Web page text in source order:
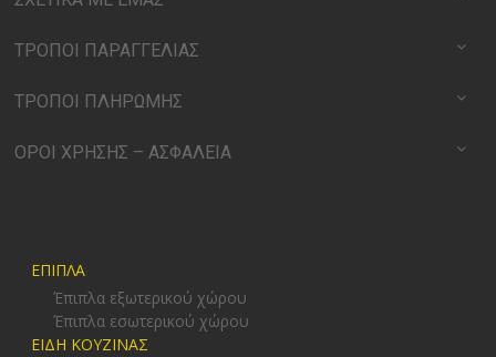
ΤΡΟΠΟΙ ΠΑΡΑΓΓΕΛΙΑΣ
ΤΡΟΠΟΙ ΠΛΗΡΩΜΗΣ
ΟΡΟΙ ΧΡΗΣΗΣ – ΑΣΦΑΛΕΙΑ
ΕΠΙΠΛΑ
Έπιπλα εξωτερικού χώρου
Έπιπλα εσωτερικού χώρου
ΕΙΔΗ ΚΟΥΖΙΝΑΣ